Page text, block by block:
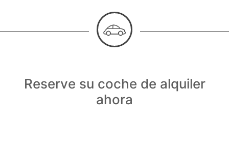
Reserve su coche de alquiler
ahora